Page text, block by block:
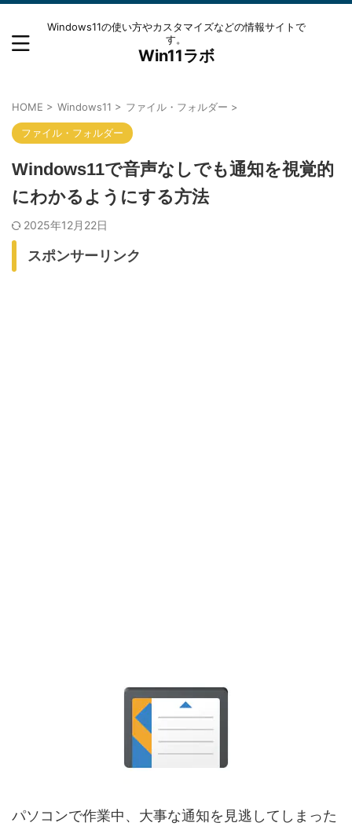
Windows11の使い方やカスタマイズなどの情報サイトで
す。
Win11ラボ
HOME > Windows11 > ファイル・フォルダー >
ファイル・フォルダー
Windows11で音声なしでも通知を視覚的
にわかるようにする方法
2025年12月22日
スポンサーリンク
パソコンで作業中、大事な通知を見逃してしまった